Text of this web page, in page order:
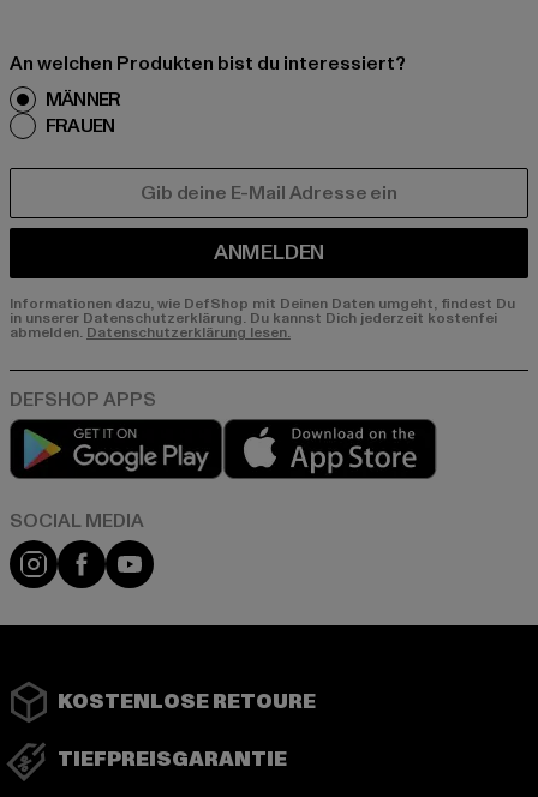
An welchen Produkten bist du interessiert?
MÄNNER
FRAUEN
ANMELDEN
Informationen dazu, wie DefShop mit Deinen Daten umgeht, findest Du
in unserer Datenschutzerklärung. Du kannst Dich jederzeit kostenfei
abmelden. Datenschutzerklärung lesen.
Play market
Instagram
FacebookYouTube
KOSTENLOSE RETOURE
TIEFPREISGARANTIE